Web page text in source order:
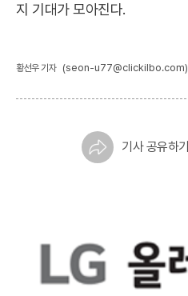
지 기대가 모아진다.
황선우 기자 (seon-u77@clickilbo.com)
기사 공유하기